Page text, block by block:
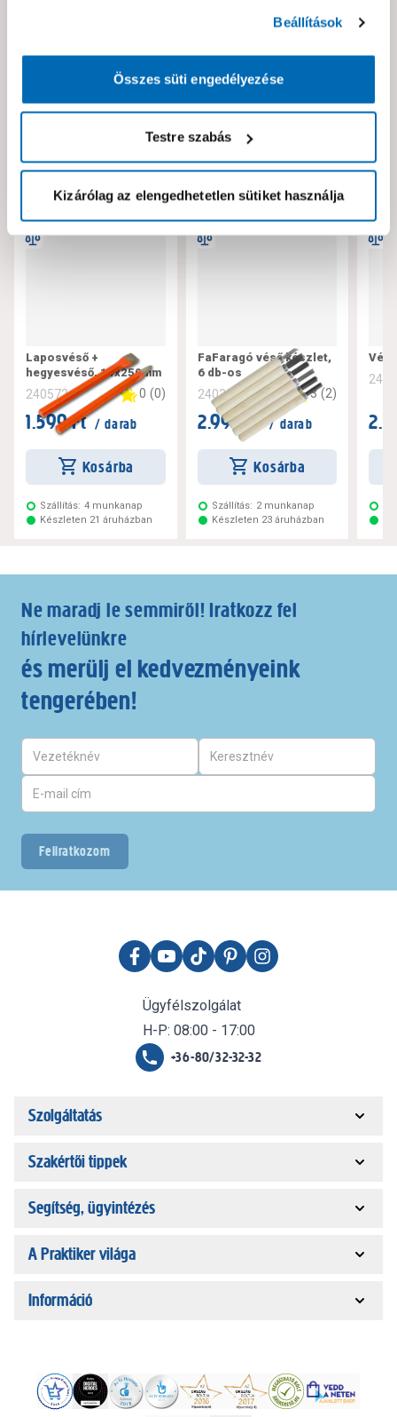
Beállítások
Összes süti engedélyezése
Testre szabás
Kizárólag az elengedhetetlen sütiket használja
Hibát találtál az oldalon vagy a termék leírásában?
Laposvéső +
hegyesvéső, 14x250mm
240572 0 (0)
1.599 Ft / darab
Kosárba
Szállítás: 4 munkanap
Készleten 21 áruházban
FaFaragó véső készlet,
6 db-os
240333 3 (2)
2.999 Ft / darab
Kosárba
Szállítás: 2 munkanap
Készleten 23 áruházban
Ne maradj le semmiről! Iratkozz fel
hírlevelünkre
és merülj el kedvezményeink
tengerében!
Feliratkozom
Ügyfélszolgálat
H-P: 08:00 - 17:00
+36-80/32-32-32
Szolgáltatás
Szakértői tippek
Segítség, ügyintézés
A Praktiker világa
Információ